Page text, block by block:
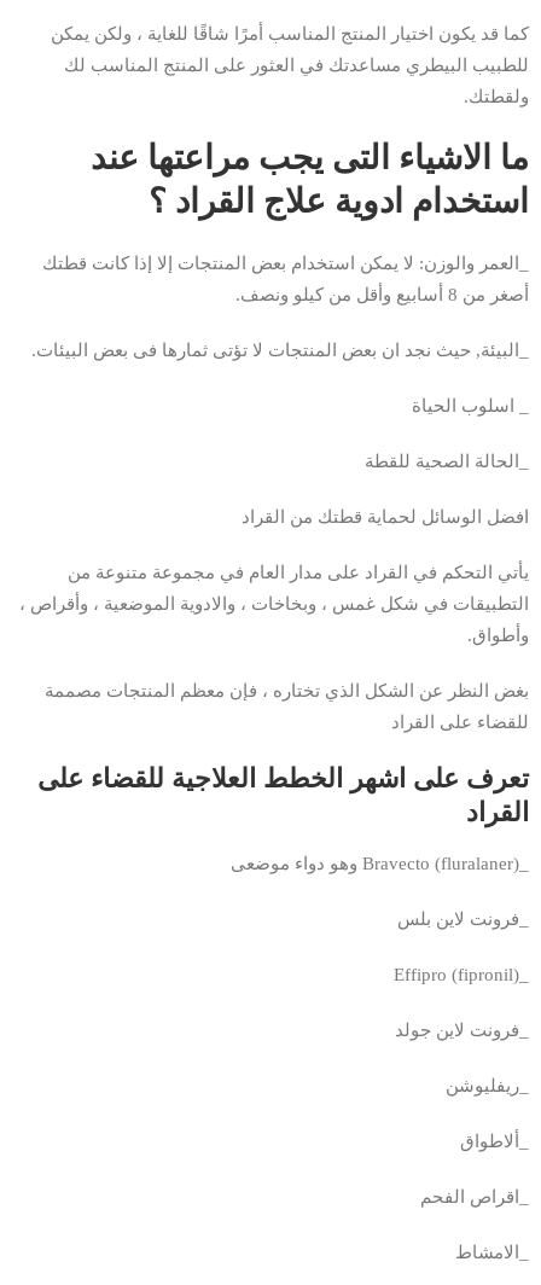
كما قد يكون اختيار المنتج المناسب أمرًا شاقًا للغاية ، ولكن يمكن
للطبيب البيطري مساعدتك في العثور على المنتج المناسب لك
ولقطتك.
ما الاشياء التى يجب مراعتها عند
استخدام ادوية علاج القراد ؟
_العمر والوزن: لا يمكن استخدام بعض المنتجات إلا إذا كانت قطتك
أصغر من 8 أسابيع وأقل من كيلو ونصف.
_البيئة, حيث نجد ان بعض المنتجات لا تؤتى ثمارها فى بعض البيئات.
_ اسلوب الحياة
_الحالة الصحية للقطة
افضل الوسائل لحماية قطتك من القراد
يأتي التحكم في القراد على مدار العام في مجموعة متنوعة من
التطبيقات في شكل غمس ، وبخاخات ، والادوية الموضعية ، وأقراص ،
وأطواق.
بغض النظر عن الشكل الذي تختاره ، فإن معظم المنتجات مصممة
للقضاء على القراد
تعرف على اشهر الخطط العلاجية للقضاء على
القراد
_فرونت لاين بلس
_فرونت لاين جولد
_ريفليوشن
_ألاطواق
_اقراص الفحم
_الامشاط